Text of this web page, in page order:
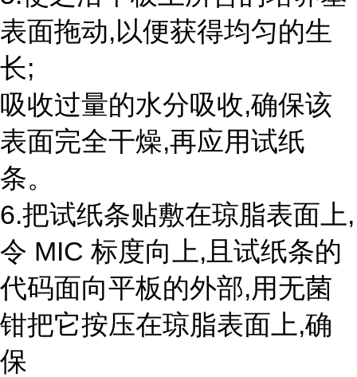
表面拖动,以便获得均匀的生
长;
吸收过量的水分吸收,确保该
表面完全干燥,再应用试纸
条。
6.把试纸条贴敷在琼脂表面上,
令 MIC 标度向上,且试纸条的
代码面向平板的外部,用无菌
钳把它按压在琼脂表面上,确
保